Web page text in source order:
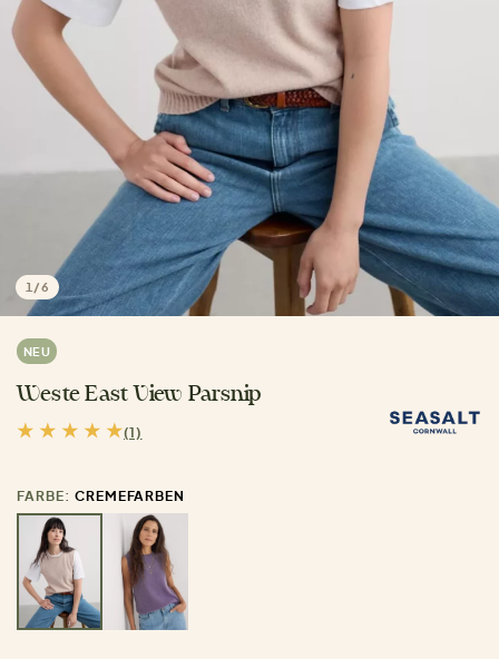
1 /6
NEU
Weste East View Parsnip
(1)
FARBE: CREMEFARBEN